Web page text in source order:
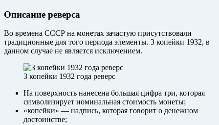
Описание реверса
Во времена СССР на монетах зачастую присутствовали
традиционные для того периода элементы. 3 копейки 1932, в
данном случае не является исключением.
3 копейки 1932 года реверс
На поверхность нанесена большая цифра три, которая
символизирует номинальная стоимость монеты;
«копейки» — надпись, которая говорит о денежном
достоинстве;